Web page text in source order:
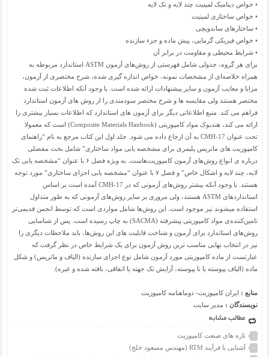
• خواص دینامیک لمینیت چند لایه و تک لایه
• خواص ساختاری لمینیت
• ساختارهای ساندویچی
• خواص فیزیکی گرمایی، پیش ماده و جزء سازنده
• شرایط محیطی و مقاومت در برابر آن
برای هر گروه، جدولی شامل فهرستی از روش‌های آزمون ASTM استاندارد مربوطه به
همراه خلاصه‌ای از مشخصات نمونه، خواص اندازه گیری شده، شرح مختصری از آزمون،
مزایا و معایب آزمون و سایر پیشنهادات ارائه شده است. با وجود آنکه اطلاعات ثبت شده
مختصر هستند ولی مقایسه ها و شرح مختصر سودمندی را از روش های آزمون استاندارد
فراهم می کند. منبع اطلاعاتی دیگر برای آزمون های استاندارد که اطلاعات بسیار بیشتری را
ارائه می کند، هندبوک مواد کامپوزیتی (Composite Materials Hanbook) است که معمولا
تحت عنوان CMH-17 به آن ارجاع داده می شود. جلد اول این کتاب مرجع به نام “راهنمای
کامپوزیت های ماتریس پلیمری برای مشخصه یابی مواد ساختاری” شامل بحث مفصلی
درباره ی انواع روش‌های آزمون کامپوزیت‌هاست. به ویژه فصل ۶ با عنوان “مشخصه یابی تک
لایه، چند لایه و اشکال خاص” و فصل ۷ با عنوان “مشخصه یابی اجزای ساختاری” مورد توجه
هستند. با وجود آنکه بیشتر روش‌های آزمونی که در CMH-17 آمده است بر اساس
استانداردهای ASTM هستند، ولی مروری بر سایر روش‌های آزمونی که به طور متداول
استفاده میشوند نیز موجود است. این روش‌ها شامل مواردی است که توسط انجمن قدیمی‌تر
تامین‌کننده‌ی مواد کامپوزیتی پیشرفته (SACMA) به چاپ رسیده است. پس از شناسایی
روش‌های استاندارد برای آزمون و شناخت قابلیت های این روش‌ها، باید ملاحظات دیگری را
نیز در انتخاب نهایی مناسب ترین روش آزمون برای یک شرایط خاص در نظر گرفت که
عبارتست از ماده کامپوزیتی مورد آزمون شامل نوع اجزای سازنده (الیاف و ماتریس) و شکل
ماده (الیاف پیوسته یا نا پیوسته، آرایش تک جهته یا اتفاقی، بافته شده و غیره).
منابع : ایران کامپوزیت- دوماهنامه کامپوزیت
نویسندگان : مدیر سایت
مطالب مشابه
- تازه های صنعت کامپوزیت
- آشنایی با فرآیند RTM (مهندس مسعود خلج)